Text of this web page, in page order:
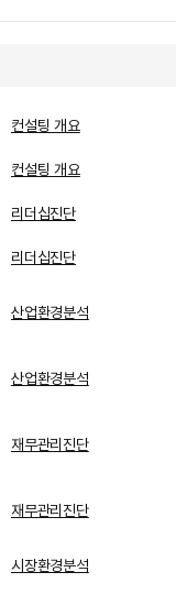
컨설팅 개요
컨설팅 개요
리더십진단
리더십진단
산업환경분석
산업환경분석
재무관리진단
재무관리진단
시장환경분석